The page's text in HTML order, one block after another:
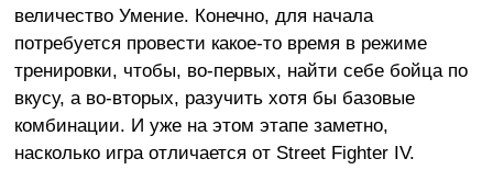
величество Умение. Конечно, для начала
потребуется провести какое-то время в режиме
тренировки, чтобы, во-первых, найти себе бойца по
вкусу, а во-вторых, разучить хотя бы базовые
комбинации. И уже на этом этапе заметно,
насколько игра отличается от Street Fighter IV.